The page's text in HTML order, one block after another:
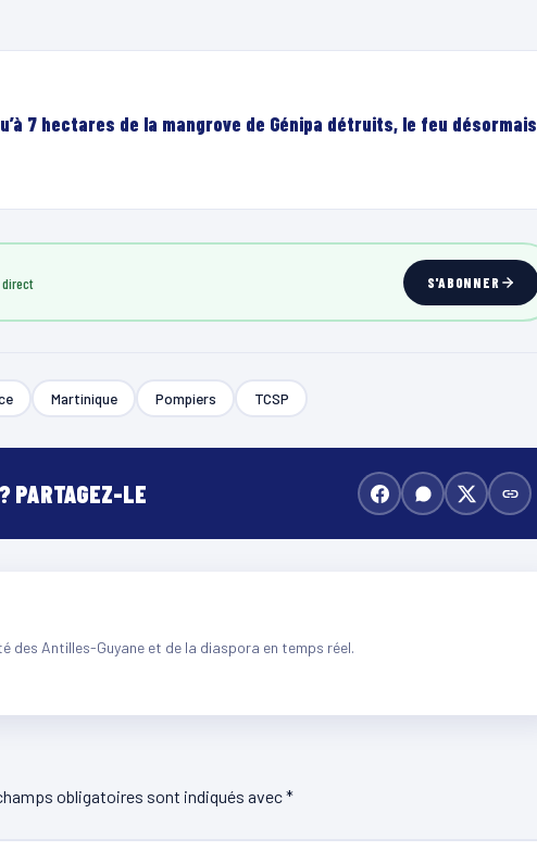
7 hectares de la mangrove de Génipa détruits, le feu désormais
S'ABONNER
Martinique Pompiers TCSP
PARTAGEZ-LE
des Antilles-Guyane et de la diaspora en temps réel.
obligatoires sont indiqués avec*